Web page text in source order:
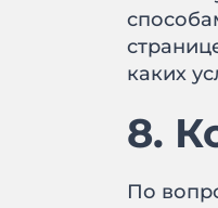
каких
8.
По